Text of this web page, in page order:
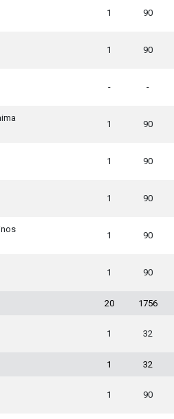
1 90
1 90
- -
1 90
1 90
1 90
1 90
1 90
20 1756
1 32
1 32
1 90